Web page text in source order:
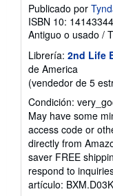
Publicado por
ISBN 10:
Antiguo o usado /
Librería: 2nd Life
de America
(vendedor de 5
Condición:
May have some
access code or
directly from
saver FREE
respond to
artículo: BXM.D03K